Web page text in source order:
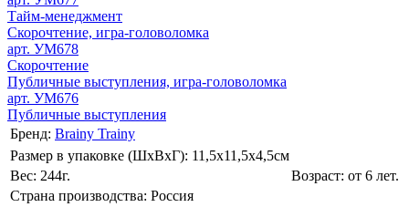
Тайм-менеджмент
Скорочтение, игра-головоломка
арт. УМ678
Скорочтение
Публичные выступления, игра-головоломка
арт. УМ676
Публичные выступления
Бренд: Brainy Trainy
Размер в упаковке (ШхВxГ): 11,5х11,5х4,5cм
Вес: 244г.
Возраст: от 6 лет.
Страна производства: Россия